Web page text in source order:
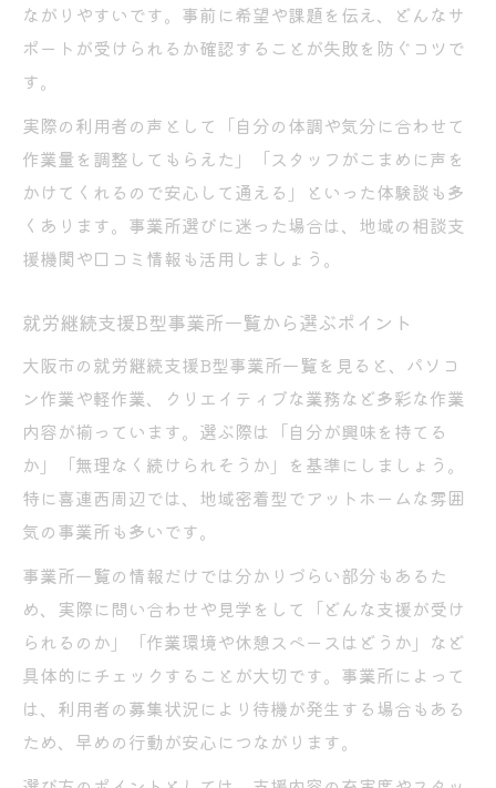
ながりやすいです。事前に希望や課題を伝え、どんなサ
ポートが受けられるか確認することが失敗を防ぐコツで
す。
実際の利用者の声として「自分の体調や気分に合わせて
作業量を調整してもらえた」「スタッフがこまめに声を
かけてくれるので安心して通える」といった体験談も多
くあります。事業所選びに迷った場合は、地域の相談支
援機関や口コミ情報も活用しましょう。
就労継続支援B型事業所一覧から選ぶポイント
大阪市の就労継続支援B型事業所一覧を見ると、パソコ
ン作業や軽作業、クリエイティブな業務など多彩な作業
内容が揃っています。選ぶ際は「自分が興味を持てる
か」「無理なく続けられそうか」を基準にしましょう。
特に喜連西周辺では、地域密着型でアットホームな雰囲
気の事業所も多いです。
事業所一覧の情報だけでは分かりづらい部分もあるた
め、実際に問い合わせや見学をして「どんな支援が受け
られるのか」「作業環境や休憩スペースはどうか」など
具体的にチェックすることが大切です。事業所によって
は、利用者の募集状況により待機が発生する場合もある
ため、早めの行動が安心につながります。